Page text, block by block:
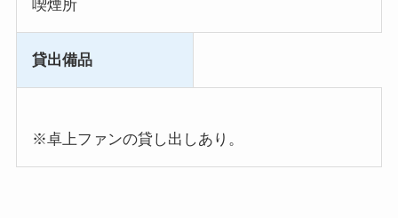
喫煙所
貸出備品
※卓上ファンの貸し出しあり。